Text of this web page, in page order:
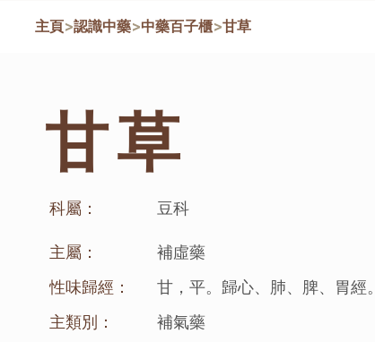
主頁>認識中藥>中藥百子櫃>甘草
甘草
科屬： 豆科
主屬：
補虛藥
性味歸經：
甘，平。歸心、肺、脾、胃經。
主類別：
補氣藥